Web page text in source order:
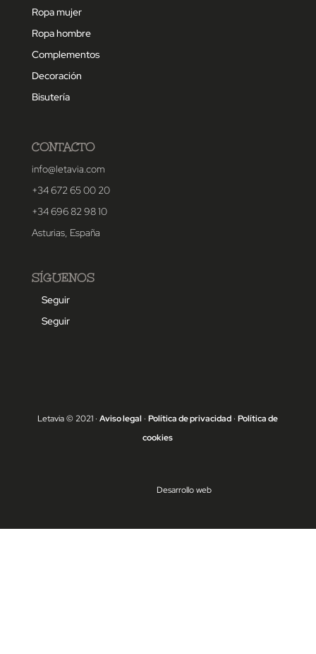
Ropa mujer
Ropa hombre
Complementos
Decoración
Bisutería
CONTACTO
info@letavia.com
+34 672 65 00 20
+34 696 82 98 10
Asturias, España
SÍGUENOS
Seguir
Seguir
Letavia © 2021 ·Aviso legal ·Política de privacidad ·Política de
cookies
Desarrollo web